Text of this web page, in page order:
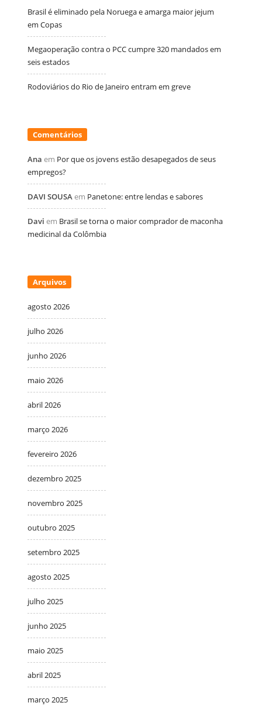
Brasil é eliminado pela Noruega e amarga maior jejum
em Copas
Megaoperação contra o PCC cumpre 320 mandados em
seis estados
Rodoviários do Rio de Janeiro entram em greve
Comentários
Ana em Por que os jovens estão desapegados de seus
empregos?
DAVI SOUSAem Panetone: entre lendas e sabores
Davi em Brasil se torna o maior comprador de maconha
medicinal da Colômbia
Arquivos
agosto 2026
julho 2026
junho 2026
maio 2026
abril 2026
março 2026
fevereiro 2026
dezembro 2025
novembro 2025
outubro 2025
setembro 2025
agosto 2025
julho 2025
junho 2025
maio 2025
abril 2025
março 2025